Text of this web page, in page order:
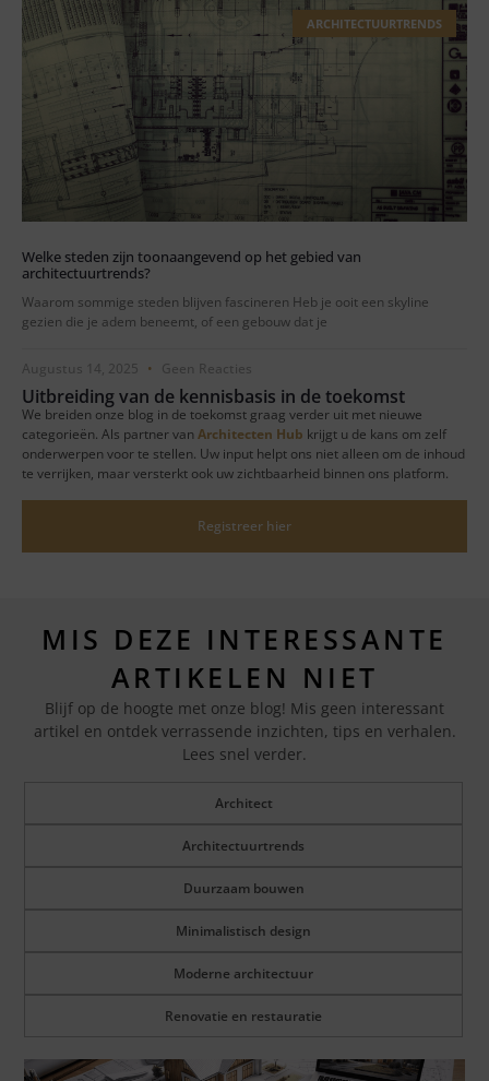
ARCHITECTUURTRENDS
Welke steden zijn toonaangevend op het gebied van
architectuurtrends?
Waarom sommige steden blijven fascineren Heb je ooit een skyline
gezien die je adem beneemt, of een gebouw dat je
Augustus 14, 2025 Geen Reacties
Uitbreiding van de kennisbasis in de toekomst
We breiden onze blog in de toekomst graag verder uit met nieuwe
categorieën. Als partner van Architecten Hub krijgt u de kans om zelf
onderwerpen voor te stellen. Uw input helpt ons niet alleen om de inhoud
te verrijken, maar versterkt ook uw zichtbaarheid binnen ons platform.
Registreer hier
MIS DEZE INTERESSANTE
ARTIKELEN NIET
Blijf op de hoogte met onze blog! Mis geen interessant
artikel en ontdek verrassende inzichten, tips en verhalen.
Lees snel verder.
Architect
Architectuurtrends
Duurzaam bouwen
Minimalistisch design
Moderne architectuur
Renovatie en restauratie